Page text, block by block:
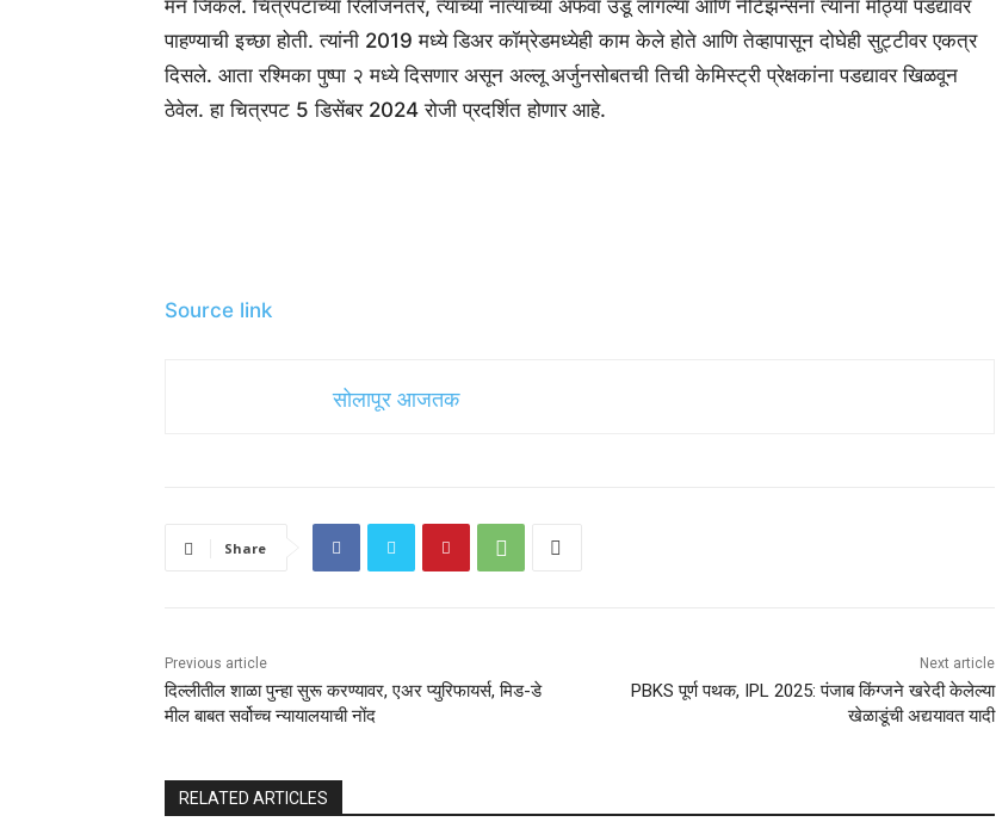
मन जिंकले. चित्रपटाच्या रिलीजनंतर, त्यांच्या नात्याच्या अफवा उडू लागल्या आणि नेटिझन्सना त्यांना मोठ्या पडद्यावर
पाहण्याची इच्छा होती. त्यांनी 2019 मध्ये डिअर कॉम्रेडमध्येही काम केले होते आणि तेव्हापासून दोघेही सुट्टीवर एकत्र
दिसले. आता रश्मिका पुष्पा २ मध्ये दिसणार असून अल्लू अर्जुनसोबतची तिची केमिस्ट्री प्रेक्षकांना पडद्यावर खिळवून
ठेवेल. हा चित्रपट 5 डिसेंबर 2024 रोजी प्रदर्शित होणार आहे.
Source link
सोलापूर आजतक
Share
Previous article
दिल्लीतील शाळा पुन्हा सुरू करण्यावर, एअर प्युरिफायर्स, मिड-डे
मील बाबत सर्वोच्च न्यायालयाची नोंद
Next article
PBKS पूर्ण पथक, IPL 2025: पंजाब किंग्जने खरेदी केलेल्या
खेळाडूंची अद्ययावत यादी
RELATED ARTICLES